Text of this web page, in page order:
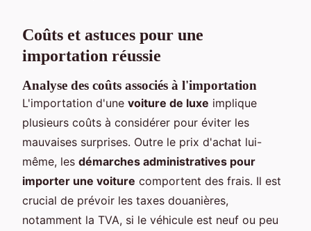
Coûts et astuces pour une
importation réussie
Analyse des coûts associés à l'importation
L'importation d'une voiture de luxe implique
plusieurs coûts à considérer pour éviter les
mauvaises surprises. Outre le prix d'achat lui-
même, les démarches administratives pour
importer une voiture comportent des frais. Il est
crucial de prévoir les taxes douanières,
notamment la TVA, si le véhicule est neuf ou peu